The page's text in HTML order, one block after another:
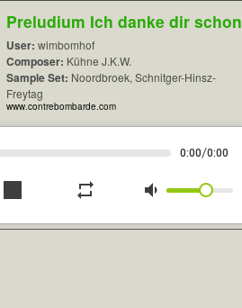
Preludium Ich danke dir schon
User: wimbomhof
Composer: Kühne J.K.W.
Sample Set: Noordbroek, Schnitger-Hinsz-
Freytag
www.contrebombarde.com
0:00/0:00
stop repeat volume_down